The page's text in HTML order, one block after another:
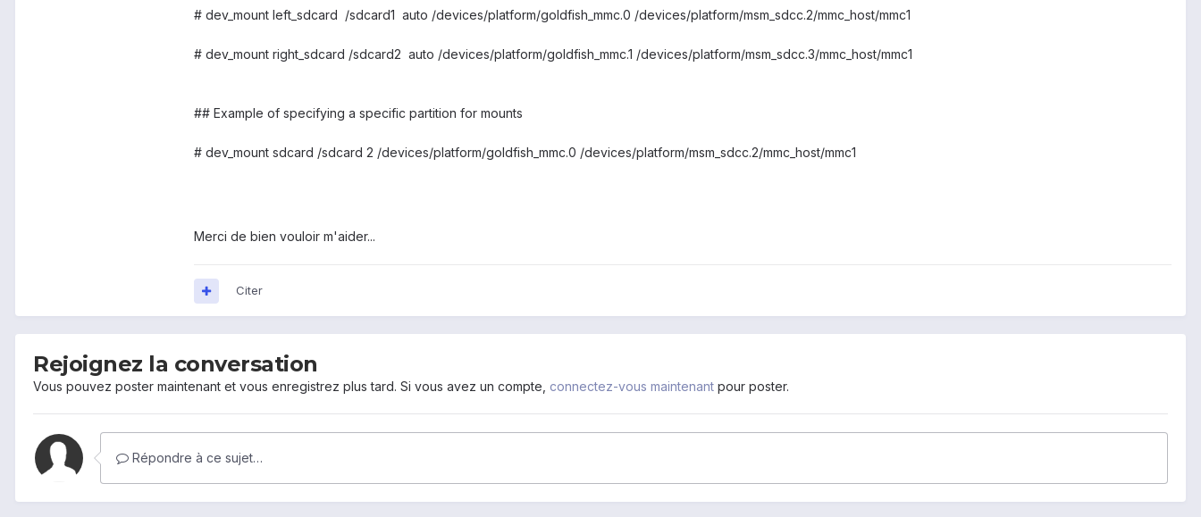
# dev_mount left_sdcard /sdcard1 auto /devices/platform/goldfish_mmc.0 /devices/platform/msm_sdcc.2/mmc_host/mmc1
# dev_mount right_sdcard /sdcard2 auto /devices/platform/goldfish_mmc.1 /devices/platform/msm_sdcc.3/mmc_host/mmc1
## Example of specifying a specific partition for mounts
# dev_mount sdcard /sdcard 2 /devices/platform/goldfish_mmc.0 /devices/platform/msm_sdcc.2/mmc_host/mmc1
Merci de bien vouloir m'aider...
Citer
Rejoignez la conversation
Vous pouvez poster maintenant et vous enregistrez plus tard. Si vous avez un compte, connectez-vous maintenant pour poster.
Répondre à ce sujet…